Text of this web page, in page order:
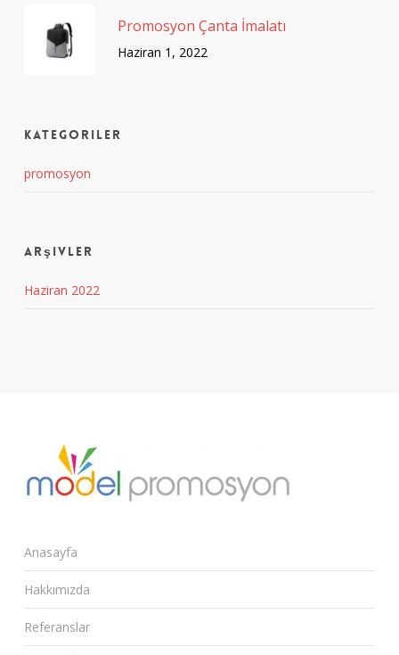
Promosyon Çanta İmalatı
Haziran 1, 2022
Kategoriler
promosyon
Arşivler
Haziran 2022
Anasayfa
Hakkımızda
Referanslar